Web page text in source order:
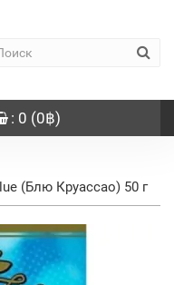
: 0 (0฿)
(Блю Круассао) 50 г